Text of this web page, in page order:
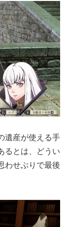
遺産が使える手
るとは、どうい
わせぶりで最後